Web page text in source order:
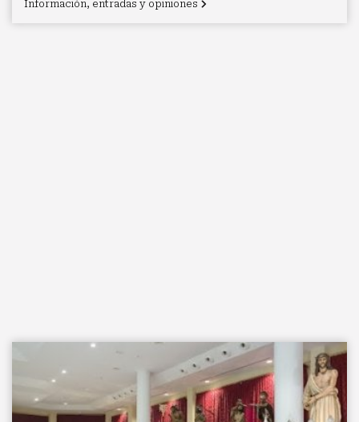
Información, entradas y opiniones